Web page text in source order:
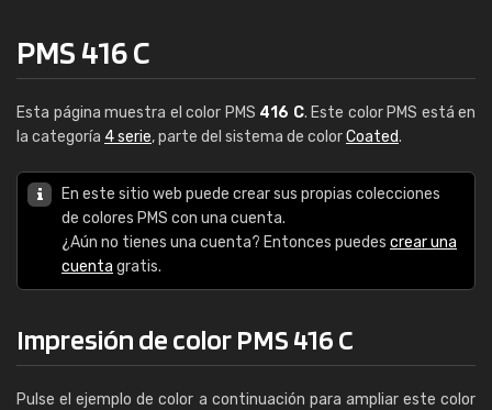
PMS 416 C
Esta página muestra el color PMS 416 C. Este color PMS está en
la categoría 4 serie, parte del sistema de colorCoated.
En este sitio web puede crear sus propias colecciones
de colores PMS con una cuenta.
¿Aún no tienes una cuenta? Entonces puedes crear una
cuenta gratis.
Impresión de color PMS 416 C
Pulse el ejemplo de color a continuación para ampliar este color